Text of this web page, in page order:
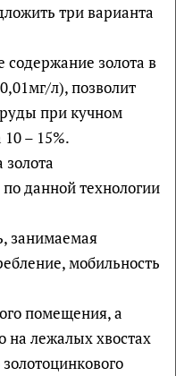
три варианта
содержание золота в
л), позволит
руды при кучном
– 15%.
данной технологии
занимаемая
мобильность
помещения, а
на лежалых хвостах